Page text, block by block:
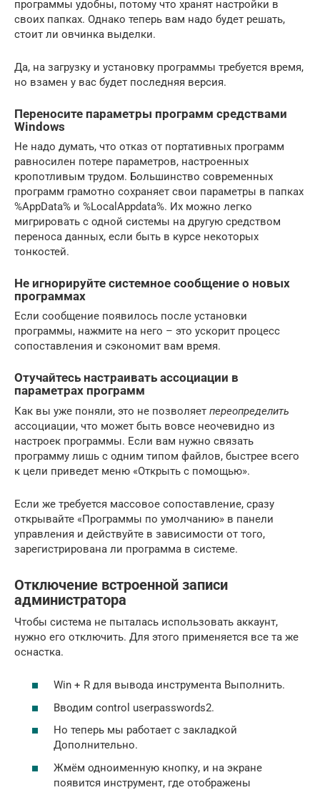
программы удобны, потому что хранят настройки в
своих папках. Однако теперь вам надо будет решать,
стоит ли овчинка выделки.
Да, на загрузку и установку программы требуется время,
но взамен у вас будет последняя версия.
Переносите параметры программ средствами
Windows
Не надо думать, что отказ от портативных программ
равносилен потере параметров, настроенных
кропотливым трудом. Большинство современных
программ грамотно сохраняет свои параметры в папках
%AppData% и %LocalAppdata%. Их можно легко
мигрировать с одной системы на другую средством
переноса данных, если быть в курсе некоторых
тонкостей.
Не игнорируйте системное сообщение о новых
программах
Если сообщение появилось после установки
программы, нажмите на него – это ускорит процесс
сопоставления и сэкономит вам время.
Отучайтесь настраивать ассоциации в
параметрах программ
Как вы уже поняли, это не позволяет переопределить
ассоциации, что может быть вовсе неочевидно из
настроек программы. Если вам нужно связать
программу лишь с одним типом файлов, быстрее всего
к цели приведет меню «Открыть с помощью».
Если же требуется массовое сопоставление, сразу
открывайте «Программы по умолчанию» в панели
управления и действуйте в зависимости от того,
зарегистрирована ли программа в системе.
Отключение встроенной записи
администратора
Чтобы система не пыталась использовать аккаунт,
нужно его отключить. Для этого применяется все та же
оснастка.
Win + R для вывода инструмента Выполнить.
Вводим control userpasswords2.
Но теперь мы работает с закладкой
Дополнительно.
Жмём одноименную кнопку, и на экране
появится инструмент, где отображены